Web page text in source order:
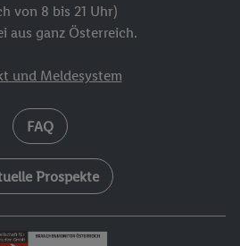
von 8 bis 21 Uhr)
aus ganz Österreich.
und Meldesystem
FAQ
Prospekte